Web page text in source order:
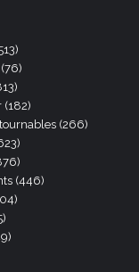
(76)
(182)
(266)
(446)